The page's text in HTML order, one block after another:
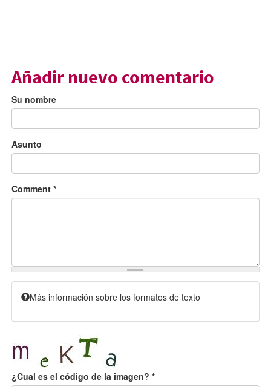
Añadir nuevo comentario
Su nombre
Asunto
Comment *
Más información sobre los formatos de texto
¿Cual es el código de la imagen? *